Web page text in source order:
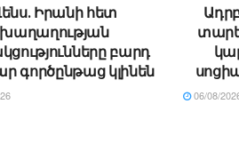
Իրանի հետ
խաղաղության
բարդ
գործընթաց կլինեն
06/08/